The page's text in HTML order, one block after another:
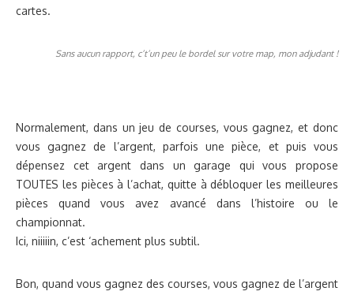
cartes.
Sans aucun rapport, c’t’un peu le bordel sur votre map, mon adjudant !
Normalement, dans un jeu de courses, vous gagnez, et donc
vous gagnez de l’argent, parfois une pièce, et puis vous
dépensez cet argent dans un garage qui vous propose
TOUTES les pièces à l’achat, quitte à débloquer les meilleures
pièces quand vous avez avancé dans l’histoire ou le
championnat.
Ici, niiiiin, c’est ‘achement plus subtil.
Bon, quand vous gagnez des courses, vous gagnez de l’argent